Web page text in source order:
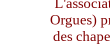
Orgues)
des